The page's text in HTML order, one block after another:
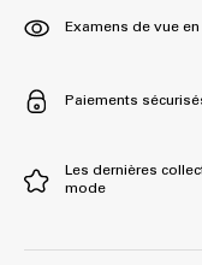
Examens de vue
Paiements
Les dernières
mode